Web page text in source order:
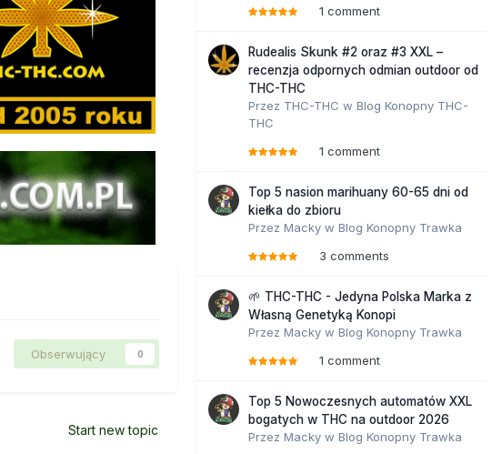
Obserwujący 0
Start new topic
1 comment
Rudealis Skunk #2 oraz #3 XXL –
recenzja odpornych odmian outdoor od
THC-THC
Przez THC-THC w Blog Konopny THC-
THC
1 comment
Top 5 nasion marihuany 60-65 dni od
kiełka do zbioru
Przez Macky w Blog Konopny Trawka
3 comments
🌱 THC-THC - Jedyna Polska Marka z
Własną Genetyką Konopi
Przez Macky w Blog Konopny Trawka
1 comment
Top 5 Nowoczesnych automatów XXL
bogatych w THC na outdoor 2026
Przez Macky w Blog Konopny Trawka